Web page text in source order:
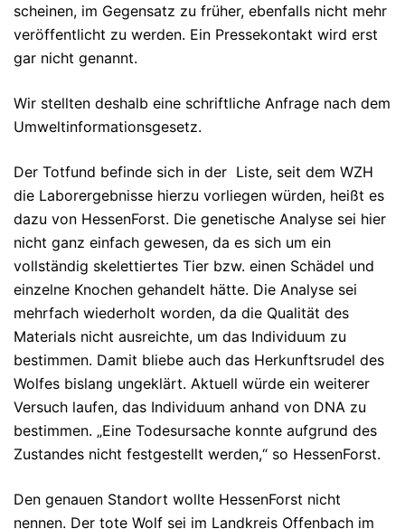
scheinen, im Gegensatz zu früher, ebenfalls nicht mehr
veröffentlicht zu werden. Ein Pressekontakt wird erst
gar nicht genannt.
Wir stellten deshalb eine schriftliche Anfrage nach dem
Umweltinformationsgesetz.
Der Totfund befinde sich in der Liste, seit dem WZH
die Laborergebnisse hierzu vorliegen würden, heißt es
dazu von HessenForst. Die genetische Analyse sei hier
nicht ganz einfach gewesen, da es sich um ein
vollständig skelettiertes Tier bzw. einen Schädel und
einzelne Knochen gehandelt hätte. Die Analyse sei
mehrfach wiederholt worden, da die Qualität des
Materials nicht ausreichte, um das Individuum zu
bestimmen. Damit bliebe auch das Herkunftsrudel des
Wolfes bislang ungeklärt. Aktuell würde ein weiterer
Versuch laufen, das Individuum anhand von DNA zu
bestimmen. „Eine Todesursache konnte aufgrund des
Zustandes nicht festgestellt werden,“ so HessenForst.
Den genauen Standort wollte HessenForst nicht
nennen. Der tote Wolf sei im Landkreis Offenbach im